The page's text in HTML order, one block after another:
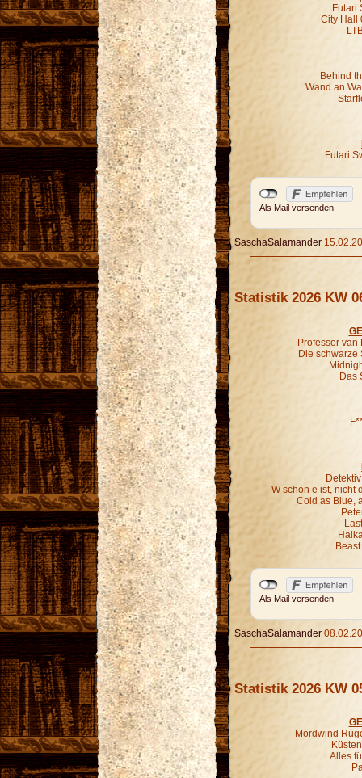
Futari
City Hall
Behind
Wand an
Futari
Als Mail versenden
SaschaSalamander
Statistik 2026 KW
Professor van
Die schwarze
Das
W schön e ist, nicht
Cold as Blue,
Als Mail versenden
SaschaSalamander
Statistik 2026 KW
Mordwind
Alles